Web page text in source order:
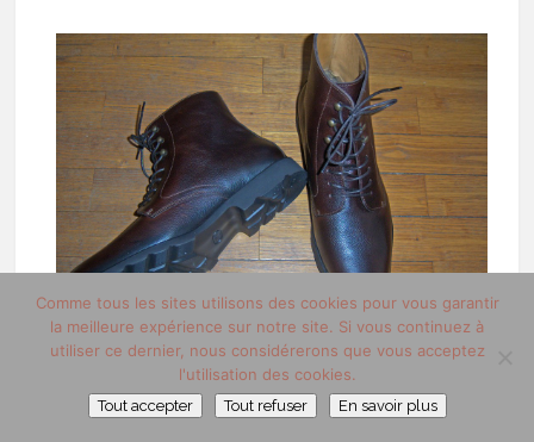
Comme tous les sites utilisons des cookies pour vous garantir
la meilleure expérience sur notre site. Si vous continuez à
utiliser ce dernier, nous considérerons que vous acceptez
l'utilisation des cookies.
Tout accepter Tout refuser En savoir plus